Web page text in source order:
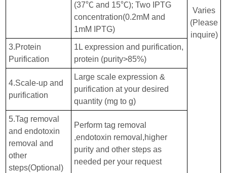
Varies
(Please
inquire)
(37℃ and 15℃); Two IPTG
concentration(0.2mM and
1mM IPTG)
3.Protein
Purification
1L expression and purification,
protein (purity>85%)
4.Scale-up and
purification
Large scale expression &
purification at your desired
quantity (mg to g)
5.Tag removal
and endotoxin
removal and
other
steps(Optional)
Perform tag removal
,endotoxin removal,higher
purity and other steps as
needed per your request